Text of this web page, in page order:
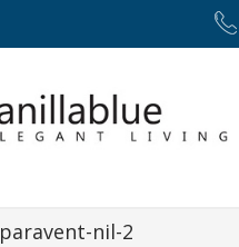
paravent-nil-2